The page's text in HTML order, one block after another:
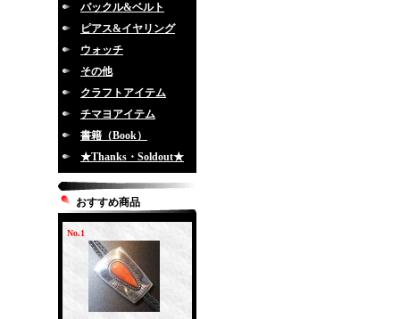
バックル&ベルト
ピアス&イヤリング
ウォッチ
その他
クラフトアイテム
チマヨアイテム
書籍（Book）
★Thanks・Soldout★
おすすめ商品
No.1